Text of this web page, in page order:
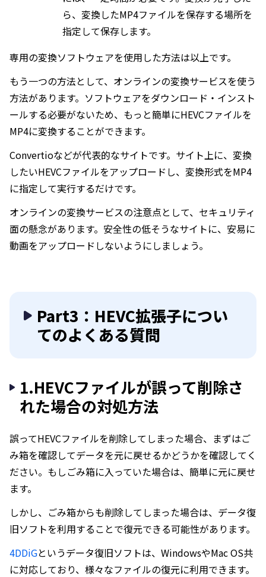
ら、変換したMP4ファイルを保存する場所を
指定して保存します。
専用の変換ソフトウェアを使用した方法は以上です。
もう一つの方法として、オンラインの変換サービスを使う
方法があります。ソフトウェアをダウンロード・インスト
ールする必要がないため、もっと簡単にHEVCファイルを
MP4に変換することができます。
Convertioなどが代表的なサイトです。サイト上に、変換
したいHEVCファイルをアップロードし、変換形式をMP4
に指定して実行するだけです。
オンラインの変換サービスの注意点として、セキュリティ
面の懸念があります。安全性の低そうなサイトに、安易に
動画をアップロードしないようにしましょう。
Part3：HEVC拡張子につい
てのよくある質問
1.HEVCファイルが誤って削除さ
れた場合の対処方法
誤ってHEVCファイルを削除してしまった場合、まずはご
み箱を確認してデータを元に戻せるかどうかを確認してく
ださい。もしごみ箱に入っていた場合は、簡単に元に戻せ
ます。
しかし、ごみ箱からも削除してしまった場合は、データ復
旧ソフトを利用することで復元できる可能性があります。
4DDiGというデータ復旧ソフトは、WindowsやMac OS共
に対応しており、様々なファイルの復元に利用できます。